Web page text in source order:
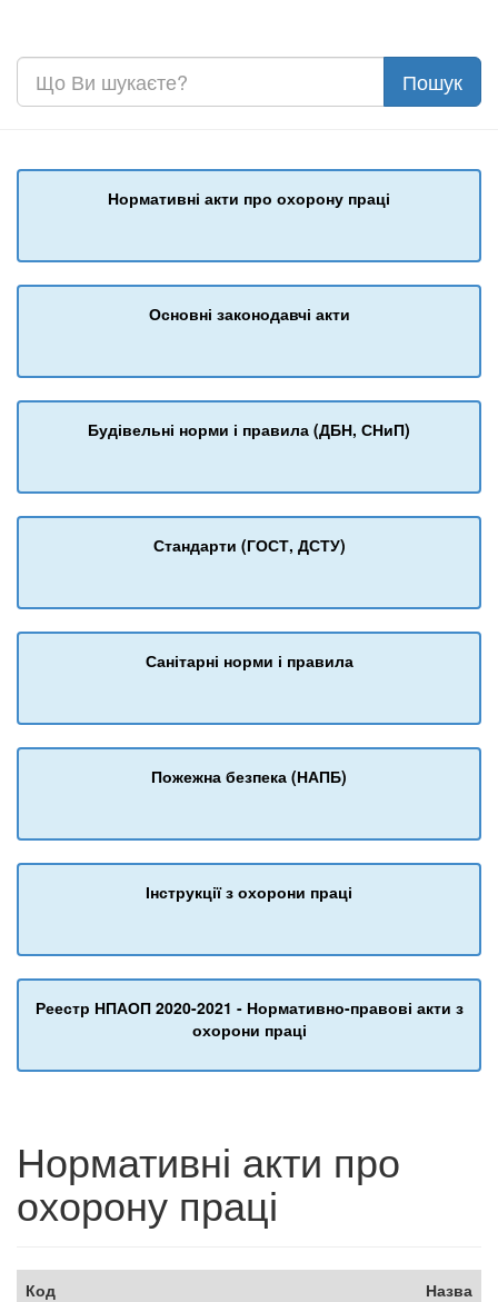
Нормативні акти про охорону праці
Основні законодавчі акти
Будівельні норми і правила (ДБН, СНиП)
Стандарти (ГОСТ, ДСТУ)
Санітарні норми і правила
Пожежна безпека (НАПБ)
Інструкції з охорони праці
Реестр НПАОП 2020-2021 - Нормативно-правові акти з
охорони праці
Нормативні акти про
охорону праці
Код
Назва